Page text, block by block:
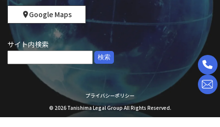
Google Maps
サイト内検索
プライバシーポリシー
© 2026Tanishima Legal Group All Rights Reserved.